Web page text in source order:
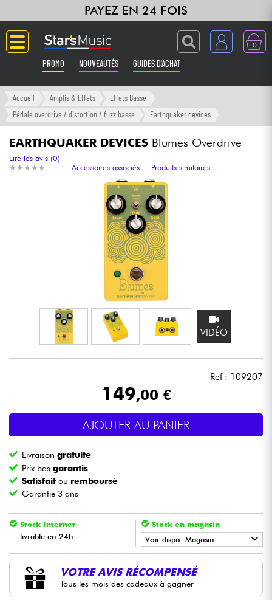
PAYEZ EN 24 FOIS
0
PROMO NOUVEAUTÉS GUIDES D'ACHAT
Langue
Amplis & Effets
Claviers & Pianos
Synthés & Sampleurs
Micros & HF
Eclairage
Vents
Eveil Musical
Câbles & Access.
Accueil Amplis & Effets
Effets Basse
Pédale overdrive / distortion / fuzz basse
Earthquaker devices
EARTHQUAKER DEVICES Blumes Overdrive
★ ★ ★ ★ ★
★ ★ ★ ★ ★
Lire les avis (0)
Accessoires associés
Produits similaires
VIDÉO
Ref : 109207
149,00 €
AJOUTER AU PANIER
Livraisongratuite
Prix basgarantis
Satisfait ou remboursé
Garantie 3 ans
Stock Internet
livrable en 24h
Stock en magasin
Voir dispo. Magasin
• LA PÉDALE BYStar'SMusic
• Star' S MusicBORDEAUX
VOTRE AVIS RÉCOMPENSÉ
Tous les mois des cadeaux à gagner